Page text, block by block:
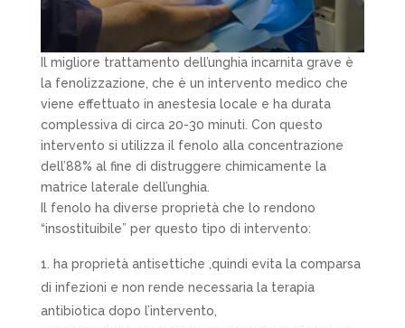
Il migliore trattamento dell’unghia incarnita grave è
la fenolizzazione, che è un intervento medico che
viene effettuato in anestesia locale e ha durata
complessiva di circa 20-30 minuti. Con questo
intervento si utilizza il fenolo alla concentrazione
dell’88% al fine di distruggere chimicamente la
matrice laterale dell’unghia.
Il fenolo ha diverse proprietà che lo rendono
“insostituibile” per questo tipo di intervento:
ha proprietà antisettiche ,quindi evita la comparsa
di infezioni e non rende necessaria la terapia
antibiotica dopo l’intervento,